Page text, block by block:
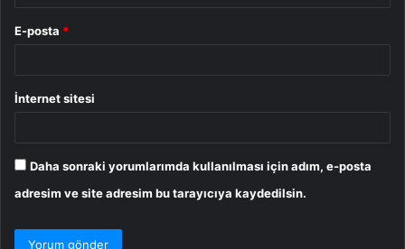
E-posta *
İnternet sitesi
Daha sonraki yorumlarımda kullanılması için adım, e-posta
adresim ve site adresim bu tarayıcıya kaydedilsin.